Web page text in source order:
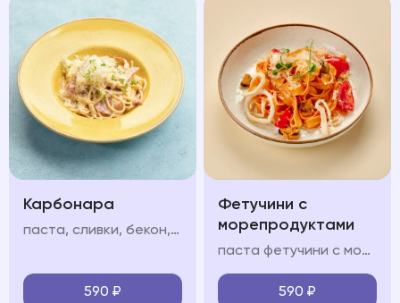
Карбонара
паста, сливки, бекон, яйцо, пармезан
590 ₽
Фетучини с
морепродуктами
паста фетучини с морепродуктами в сливочно-томатном соусе с кальмарами, мидиями и креветками
590 ₽